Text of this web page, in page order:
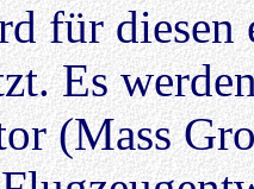
für
Es
(Mass